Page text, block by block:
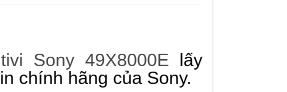
Sony 49X8000E lấy
chính hãng của Sony.